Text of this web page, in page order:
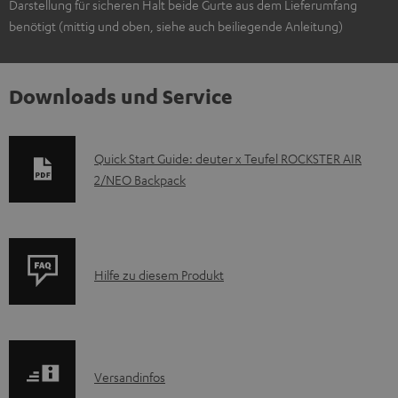
Darstellung für sicheren Halt beide Gurte aus dem Lieferumfang
benötigt (mittig und oben, siehe auch beiliegende Anleitung)
Downloads und Service
D
o
m
e
Quick Start Guide: deuter x Teufel ROCKSTER AIR
2/NEO Backpack
P
u
Hilfe zu diesem Produkt
I
Versandinfos